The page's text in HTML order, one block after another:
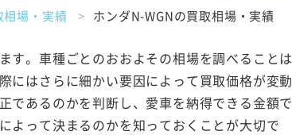
相場・実績 ホンダN-WGNの買取相場・実績
す。車種ごとのおおよその相場を調べることは
にはさらに細かい要因によって買取価格が変動
であるのかを判断し、愛車を納得できる金額で
よって決まるのかを知っておくことが大切で